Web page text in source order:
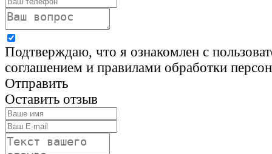
Подтверждаю, что я ознакомлен с
соглашением и правилами обработки
Отправить
Оставить отзыв